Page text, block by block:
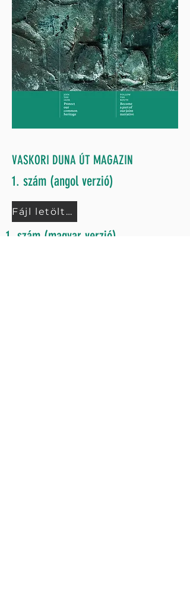
VASKORI DUNA ÚT MAGAZIN
1. szám (angol verzió)
Fájl letöltése
1. szám (magyar verzió)